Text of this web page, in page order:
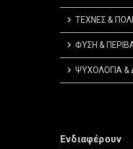
ΤΕΧΝΕΣ &
ΦΥΣΗ &
ΨΥΧΟΛΟΓΙΑ &
Ενδιαφέρουν